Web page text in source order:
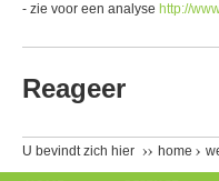
- zie voor een analyse http://
Reageer
U bevindt zich hier home